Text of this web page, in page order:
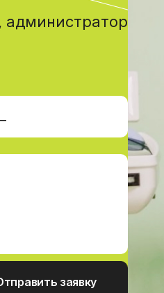
администратор
заявку